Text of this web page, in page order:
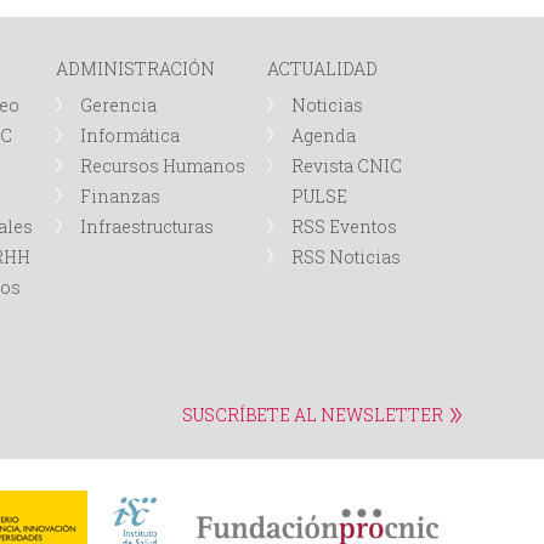
i
o
d
e
b
ADMINISTRACIÓN
Gerencia
Informática
Recursos Humanos
Finanzas
Infraestructuras
ACTUALIDAD
Noticias
Agenda
Revista CNIC
PULSE
RSS Eventos
RSS Noticias
SUSCRÍBETE AL NEWSLETTER